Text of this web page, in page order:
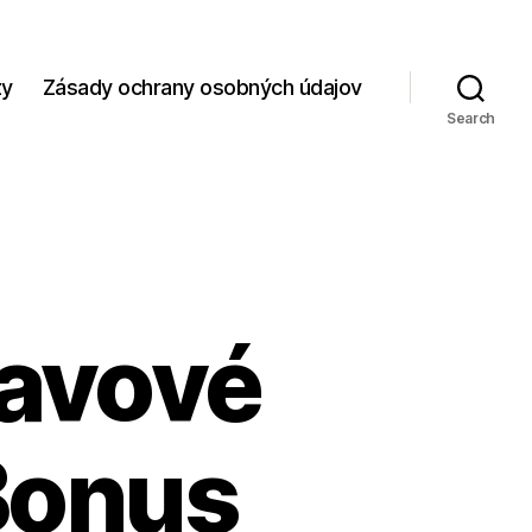
Zásady ochrany osobných údajov
Search